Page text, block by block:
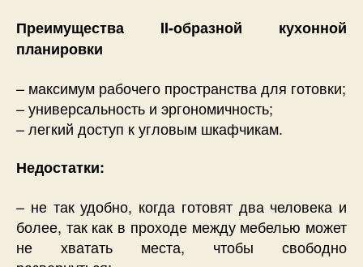
Преимущества II-образной кухонной
планировки
– максимум рабочего пространства для готовки;
– универсальность и эргономичность;
– легкий доступ к угловым шкафчикам.
Недостатки:
– не так удобно, когда готовят два человека и
более, так как в проходе между мебелью может
не хватать места, чтобы свободно